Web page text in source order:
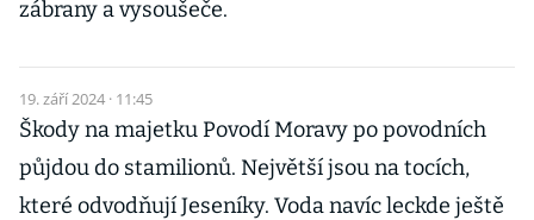
zábrany a vysoušeče.
19. září 2024 · 11:45
Škody na majetku Povodí Moravy po povodních
půjdou do stamilionů. Největší jsou na tocích,
které odvodňují Jeseníky. Voda navíc leckde ještě